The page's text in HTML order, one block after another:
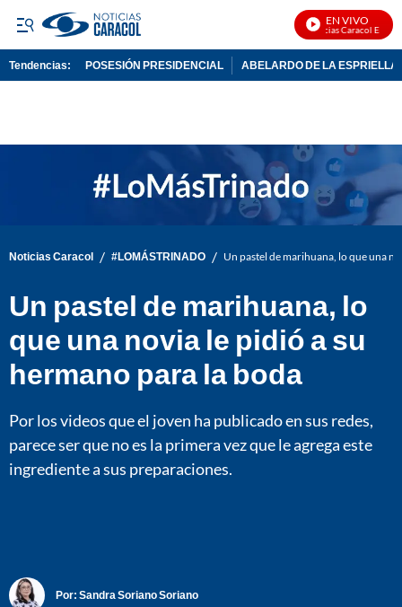
EN VIVO
Noticias Caracol En Vivo
Tendencias: POSESIÓN PRESIDENCIAL ABELARDO DE LA ESPRIELLA
Noticias Caracol / #LOMÁSTRINADO / Un pastel de marihuana, lo que una
Un pastel de marihuana, lo
que una novia le pidió a su
hermano para la boda
Por los videos que el joven ha publicado en sus redes,
parece ser que no es la primera vez que le agrega este
ingrediente a sus preparaciones.
Por: Sandra Soriano Soriano